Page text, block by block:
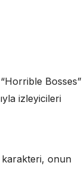
Bosses”
izleyicileri
karakteri, onun